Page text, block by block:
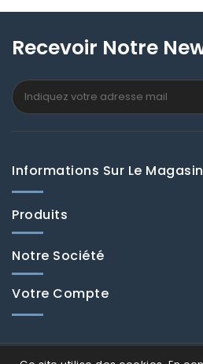
Recevoir Notre
Informations Sur Le Magasin
Produits
Notre Société
Votre Compte